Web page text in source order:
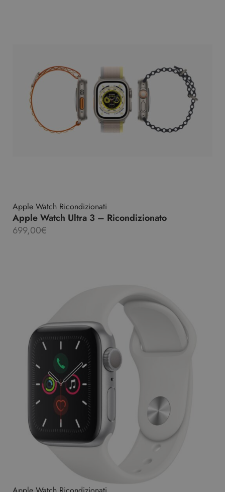
Apple Watch Ricondizionati
Apple Watch Ultra 3 – Ricondizionato
699,00€